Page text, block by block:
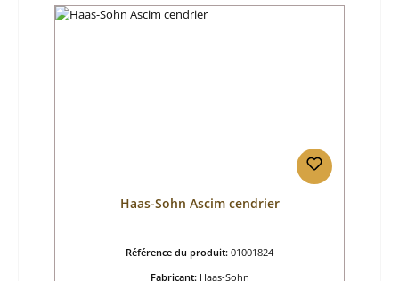
Haas-Sohn Ascim cendrier
Référence du produit: 01001824
Fabricant: Haas-Sohn